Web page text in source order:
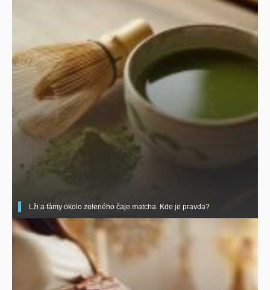
Lži a fámy okolo zeleného čaje matcha. Kde je pravda?